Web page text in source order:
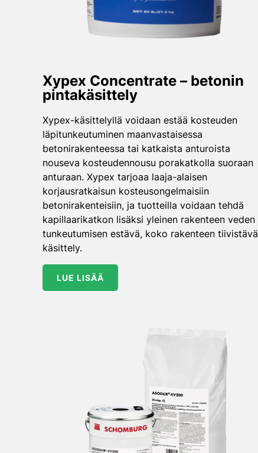
Xypex Concentrate – betonin
pintakäsittely
Xypex-käsittelyllä voidaan estää kosteuden
läpitunkeutuminen maanvastaisessa
betonirakenteessa tai katkaista anturoista
nouseva kosteudennousu porakatkolla suoraan
anturaan. Xypex tarjoaa laaja-alaisen
korjausratkaisun kosteusongelmaisiin
betonirakenteisiin, ja tuotteilla voidaan tehdä
kapillaarikatkon lisäksi yleinen rakenteen veden
tunkeutumisen estävä, koko rakenteen tiivistävä
käsittely.
LUE LISÄÄ